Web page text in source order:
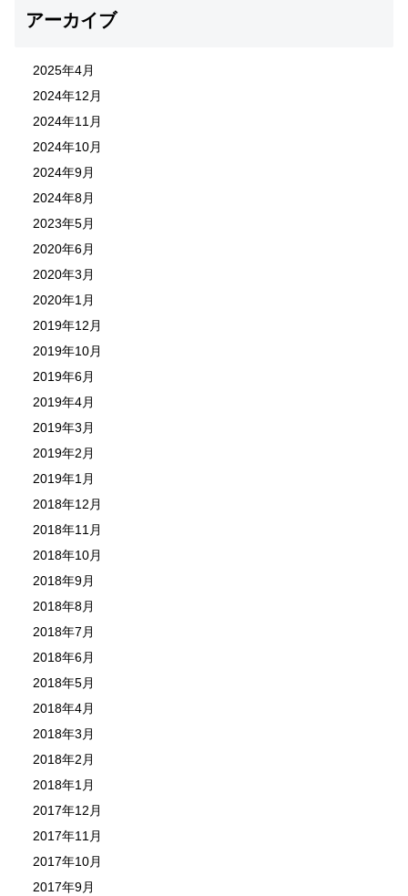
アーカイブ
2025年4月
2024年12月
2024年11月
2024年10月
2024年9月
2024年8月
2023年5月
2020年6月
2020年3月
2020年1月
2019年12月
2019年10月
2019年6月
2019年4月
2019年3月
2019年2月
2019年1月
2018年12月
2018年11月
2018年10月
2018年9月
2018年8月
2018年7月
2018年6月
2018年5月
2018年4月
2018年3月
2018年2月
2018年1月
2017年12月
2017年11月
2017年10月
2017年9月